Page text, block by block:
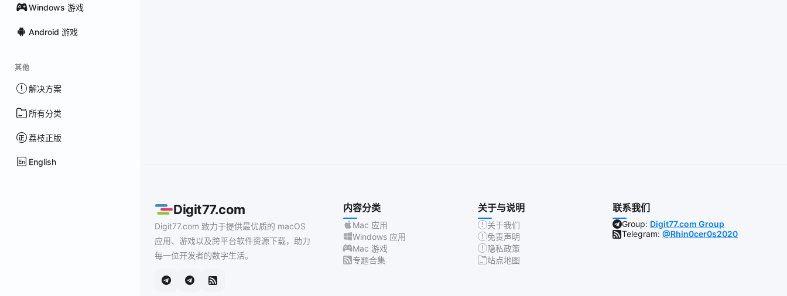
Windows 游戏
Android 游戏
其他
解决方案
所有分类
荔枝正版
English
Digit77.com
Digit77.com 致力于提供最优质的 macOS
应用、游戏以及跨平台软件资源下载，助力
每一位开发者的数字生活。
内容分类
Mac 应用
Windows 应用
Mac 游戏
专题合集
关于与说明
关于我们
免责声明
隐私政策
站点地图
联系我们
Group: Digit77.com Group
Telegram:@Rhin0cer0s2020